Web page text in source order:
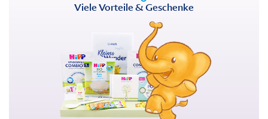
Viele Vorteile & Geschenke